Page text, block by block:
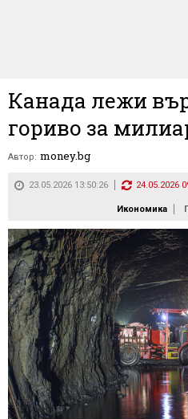
Канада лежи
гориво за
Автор: money.bg
23.05.2026 13:50:26 24.05.2026
Икономика